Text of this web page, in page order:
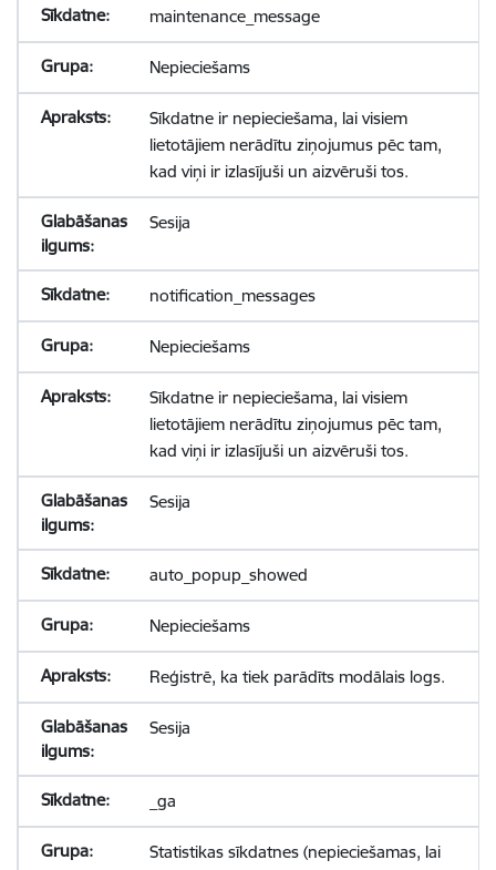
maintenance_message
Nepieciešams
Sīkdatne ir nepieciešama, lai visiem
lietotājiem nerādītu ziņojumus pēc tam,
kad viņi ir izlasījuši un aizvēruši tos.
Sesija
notification_messages
Nepieciešams
Sīkdatne ir nepieciešama, lai visiem
lietotājiem nerādītu ziņojumus pēc tam,
kad viņi ir izlasījuši un aizvēruši tos.
Sesija
auto_popup_showed
Nepieciešams
Reģistrē, ka tiek parādīts modālais logs.
Sesija
_ga
Statistikas sīkdatnes (nepieciešamas, lai